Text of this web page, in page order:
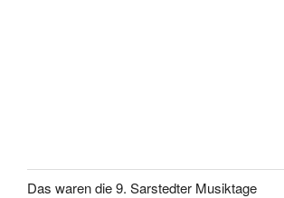
Das waren die 9. Sarstedter Musiktage